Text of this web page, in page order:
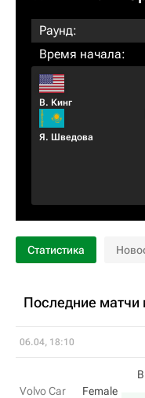
Раунд:
Время начала:
В. Кинг
Я. Шведова
Статистика
Последние матчи
06.04, 18:10
Volvo Car
Female